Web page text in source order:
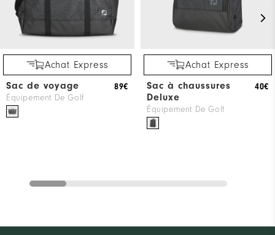
Achat Express
Sac de voyage
Équipement De Golf
89€
Achat Express
Sac à chaussures
Deluxe
Équipement De Golf
40€